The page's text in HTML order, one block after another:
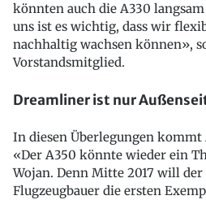
könnten auch die A330
uns ist es wichtig, dass wir
nachhaltig wachsen können»,
Vorstandsmitglied.
Dreamliner ist nur
In diesen Überlegungen
«Der A350 könnte wieder ein
Wojan. Denn Mitte 2017 will der
Flugzeugbauer die ersten